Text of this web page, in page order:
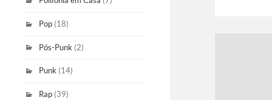
Pop (18)
Pós-Punk (2)
Punk (14)
Rap (39)